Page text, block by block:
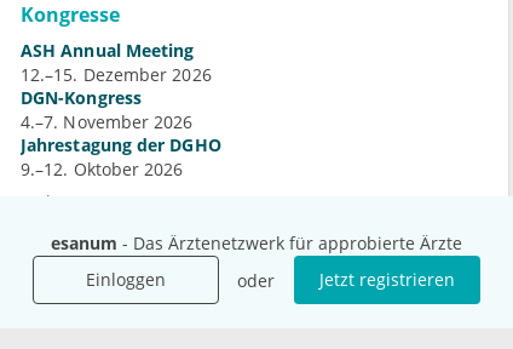
esanum - Das Ärztenetzwerk für approbierte Ärzte
Einloggen
oder Jetzt registrieren
Kongresse
ASH Annual Meeting
12.–15. Dezember 2026
DGN-Kongress
4.–7. November 2026
Jahrestagung der DGHO
9.–12. Oktober 2026
Mehr Kongresse